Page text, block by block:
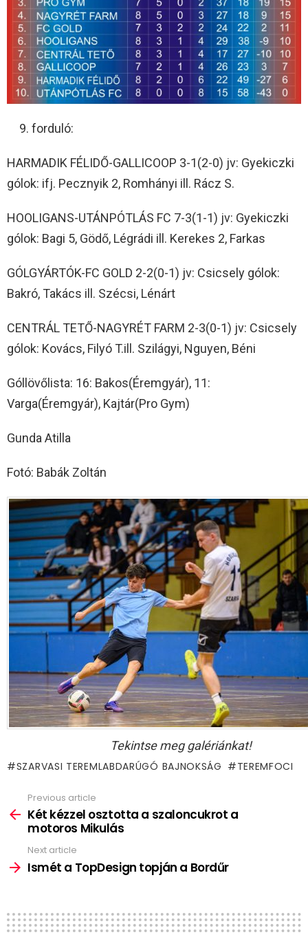
forduló:
HARMADIK FÉLIDŐ-GALLICOOP 3-1(2-0) jv: Gyekiczki
gólok: ifj. Pecznyik 2, Romhányi ill. Rácz S.
HOOLIGANS-UTÁNPÓTLÁS FC 7-3(1-1) jv: Gyekiczki
gólok: Bagi 5, Gödő, Légrádi ill. Kerekes 2, Farkas
GÓLGYÁRTÓK-FC GOLD 2-2(0-1) jv: Csicsely gólok:
Bakró, Takács ill. Szécsi, Lénárt
CENTRÁL TETŐ-NAGYRÉT FARM 2-3(0-1) jv: Csicsely
gólok: Kovács, Filyó T.ill. Szilágyi, Nguyen, Béni
Góllövőlista: 16: Bakos(Éremgyár), 11:
Varga(Éremgyár), Kajtár(Pro Gym)
Gunda Atilla
Fotó: Babák Zoltán
Tekintse meg galériánkat!
SZARVASI TEREMLABDARÚGÓ BAJNOKSÁG TEREMFOCI
more
Previous article
Két kézzel osztotta a szaloncukrot a
motoros Mikulás
Next article
Ismét a TopDesign topján a Bordűr